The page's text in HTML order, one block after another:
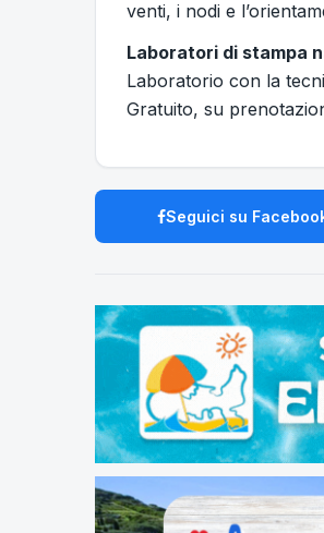
venti, i nodi e
Laboratori di stampa
Laboratorio con la
Gratuito, su
Seguici su